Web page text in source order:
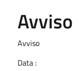
Avviso
Avviso
Data :